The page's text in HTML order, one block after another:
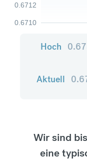
0.6710
0.6712
Hoch
Aktuell
Wir sind
eine